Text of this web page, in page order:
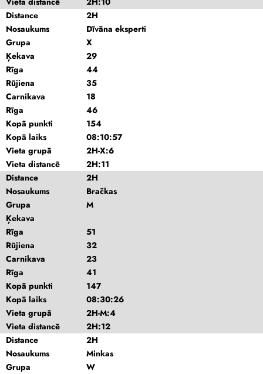
Distance
2H
Nosaukums
Dīvāna eksperti
Grupa
X
Ķekava
29
Rīga
44
Rūjiena
35
Carnikava
18
Rīga
46
Kopā punkti
154
Kopā laiks
08:10:57
Vieta grupā
2H-X:6
Vieta distancē
2H:11
Distance
2H
Nosaukums
Bračkas
Grupa
M
Ķekava
Rīga
51
Rūjiena
32
Carnikava
23
Rīga
41
Kopā punkti
147
Kopā laiks
08:30:26
Vieta grupā
2H-M:4
Vieta distancē
2H:12
Distance
2H
Nosaukums
Minkas
Grupa
W